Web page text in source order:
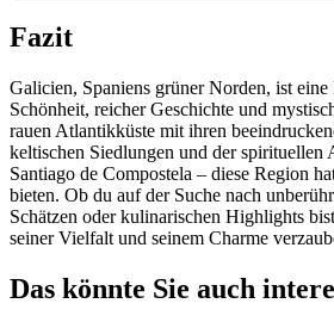
Fazit
Galicien, Spaniens grüner Norden, ist
Schönheit, reicher Geschichte und
rauen Atlantikküste mit ihren
keltischen Siedlungen und der spirituellen
Santiago de Compostela – diese Region
bieten. Ob du auf der Suche nach
Schätzen oder kulinarischen Highlights
seiner Vielfalt und seinem Charme
Das könnte Sie auch